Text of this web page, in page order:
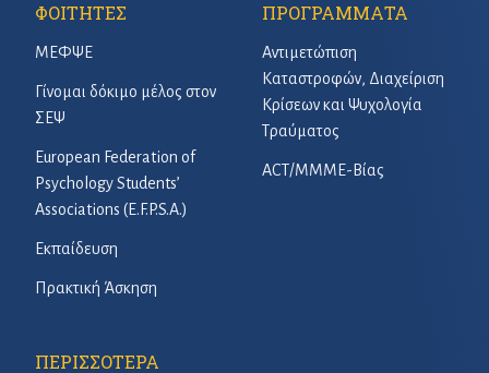
ΦΟΙΤΗΤΕΣ
ΜΕΦΨΕ
Γίνομαι δόκιμο μέλος στον
ΣΕΨ
European Federation of
Psychology Students’
Associations (E.F.P.S.A.)
Εκπαίδευση
Πρακτική Άσκηση
ΠΡΟΓΡΑΜΜΑΤΑ
Αντιμετώπιση
Καταστροφών, Διαχείριση
Κρίσεων και Ψυχολογία
Τραύματος
ACT/ΜΜΜΕ-Βίας
ΠΕΡΙΣΣΟΤΕΡΑ